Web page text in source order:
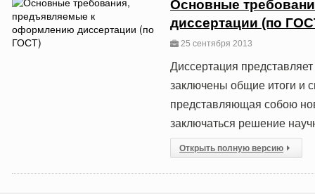
Основные
диссертации (по
25 сентября 2013
Диссертация
заключены общие итоги и
представляющая собою
заключаться решение
Открыть полную версию